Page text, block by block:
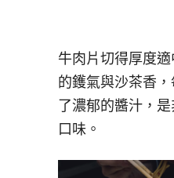
牛肉片切得厚度
的鑊氣與沙茶香
了濃郁的醬汁，
口味。